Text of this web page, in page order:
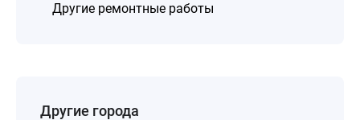
Другие ремонтные работы
Другие города